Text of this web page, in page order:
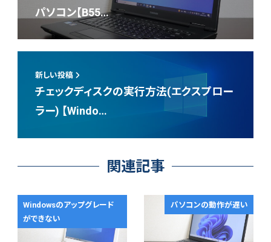
パソコン【B55…
新しい投稿
チェックディスクの実行方法(エクスプロー
ラー) 【Windo…
関連記事
Windowsのアップグレード
ができない
パソコンの動作が遅い